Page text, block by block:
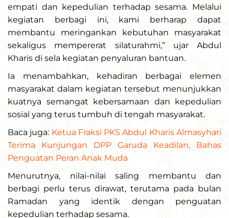
empati dan kepedulian terhadap sesama. Melalui
kegiatan berbagi ini, kami berharap dapat
membantu meringankan kebutuhan masyarakat
sekaligus mempererat silaturahmi,” ujar Abdul
Kharis di sela kegiatan penyaluran bantuan.
Ia menambahkan, kehadiran berbagai elemen
masyarakat dalam kegiatan tersebut menunjukkan
kuatnya semangat kebersamaan dan kepedulian
sosial yang terus tumbuh di tengah masyarakat.
Baca juga: Ketua Fraksi PKS Abdul Kharis Almasyhari
Terima Kunjungan DPP Garuda Keadilan, Bahas
Penguatan Peran Anak Muda
Menurutnya, nilai-nilai saling membantu dan
berbagi perlu terus dirawat, terutama pada bulan
Ramadan yang identik dengan penguatan
kepedulian terhadap sesama.